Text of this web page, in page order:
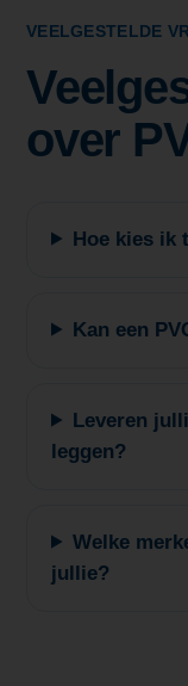
VEELGESTELDE
over
Hoe kies ik
Kan een
Leveren
leggen?
Welke
jullie?